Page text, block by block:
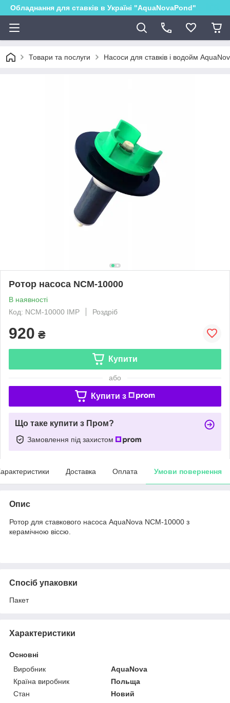
Обладнання для ставків в Україні "AquaNovaPond"
Товари та послуги Насоси для ставків і водойм
Ротор насоса NCM-10000
В наявності
Код: NCM-10000 IMP
Роздріб
920 ₴
Купити
або
Купити з
Що таке купити з Пром?
Замовлення під захистом
Доставка Оплата Умови повернення
Опис
Ротор для ставкового насоса AquaNova NCM-10000 з
керамічною віссю.
Спосіб упаковки
Пакет
Характеристики
Основні
Виробник
AquaNova
Країна виробник
Польща
Стан
Новий